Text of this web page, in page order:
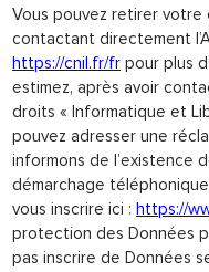
Vous pouvez retirer
contactant directement
https://cnil.fr/fr pour plus
estimez, après avoir
droits « Informatique et
pouvez adresser une
informons de l’existence
démarchage
vous inscrire ici : https://
protection des Données
pas inscrire de Données